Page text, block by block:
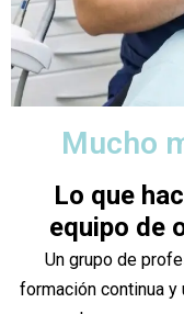
Mucho
Lo que
equipo de
Un grupo de
formación continua